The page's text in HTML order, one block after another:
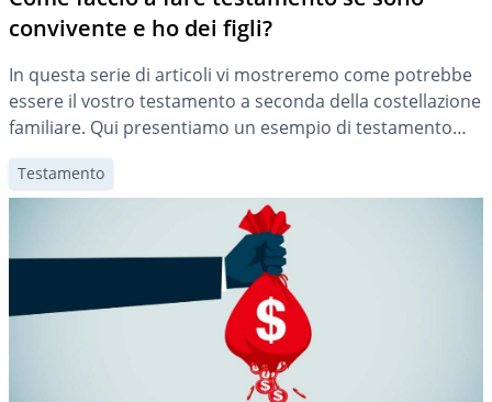
convivente e ho dei figli?
In questa serie di articoli vi mostreremo come potrebbe
essere il vostro testamento a seconda della costellazione
familiare. Qui presentiamo un esempio di testamento
per una persona in convivenza con figli.
Testamento